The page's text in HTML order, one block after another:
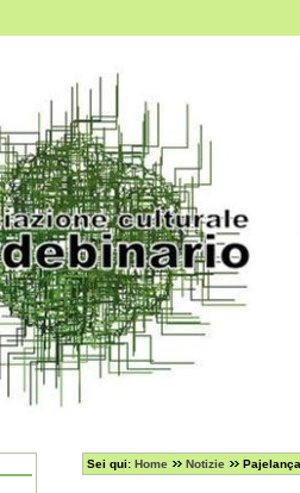
Sei qui: Home Notizie